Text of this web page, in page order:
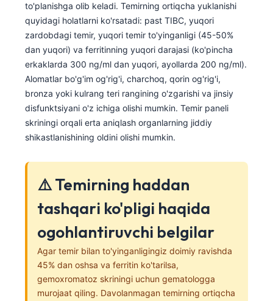
to'planishga olib keladi. Temirning ortiqcha yuklanishi
quyidagi holatlarni ko'rsatadi: past TIBC, yuqori
zardobdagi temir, yuqori temir to'yinganligi (45-50%
dan yuqori) va ferritinning yuqori darajasi (ko'pincha
erkaklarda 300 ng/ml dan yuqori, ayollarda 200 ng/ml).
Alomatlar bo'g'im og'rig'i, charchoq, qorin og'rig'i,
bronza yoki kulrang teri rangining o'zgarishi va jinsiy
disfunktsiyani o'z ichiga olishi mumkin. Temir paneli
skriningi orqali erta aniqlash organlarning jiddiy
shikastlanishining oldini olishi mumkin.
⚠️ Temirning haddan
tashqari ko'pligi haqida
ogohlantiruvchi belgilar
Agar temir bilan to'yinganligingiz doimiy ravishda
45% dan oshsa va ferritin ko'tarilsa,
gemoxromatoz skriningi uchun gematologga
murojaat qiling. Davolanmagan temirning ortiqcha
پښتو
سنڌي
සිංහල
অসমীয়া
Galego
Gàidhlig
Occitan
العربية المغربية
Afrikaans
Монгол
ພາສາລາວ
Basa Jawa